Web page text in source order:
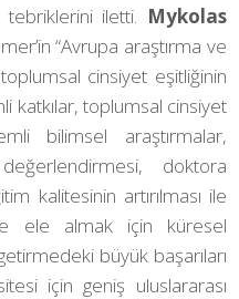
tebriklerini iletti. Mykolas
“Avrupa araştırma ve
cinsiyet eşitliğinin
katkılar, toplumsal cinsiyet
bilimsel araştırmalar,
doktora
kalitesinin artırılması ile
ele almak için küresel
büyük başarıları
için geniş uluslararası